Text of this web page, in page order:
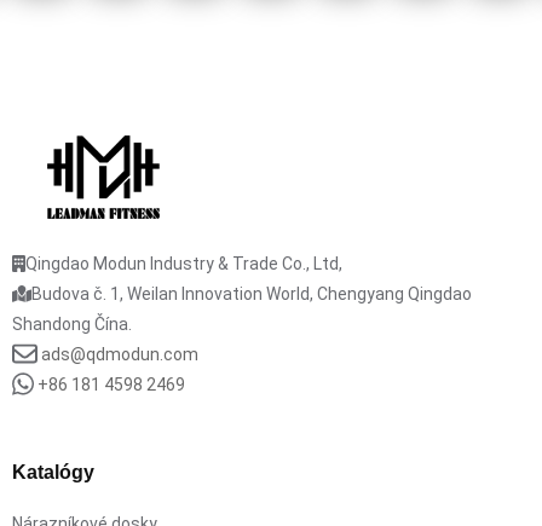
Qingdao Modun Industry & Trade Co., Ltd,
Budova č. 1, Weilan Innovation World, Chengyang Qingdao
Shandong Čína.
ads@qdmodun.com
+86 181 4598 2469
Katalógy